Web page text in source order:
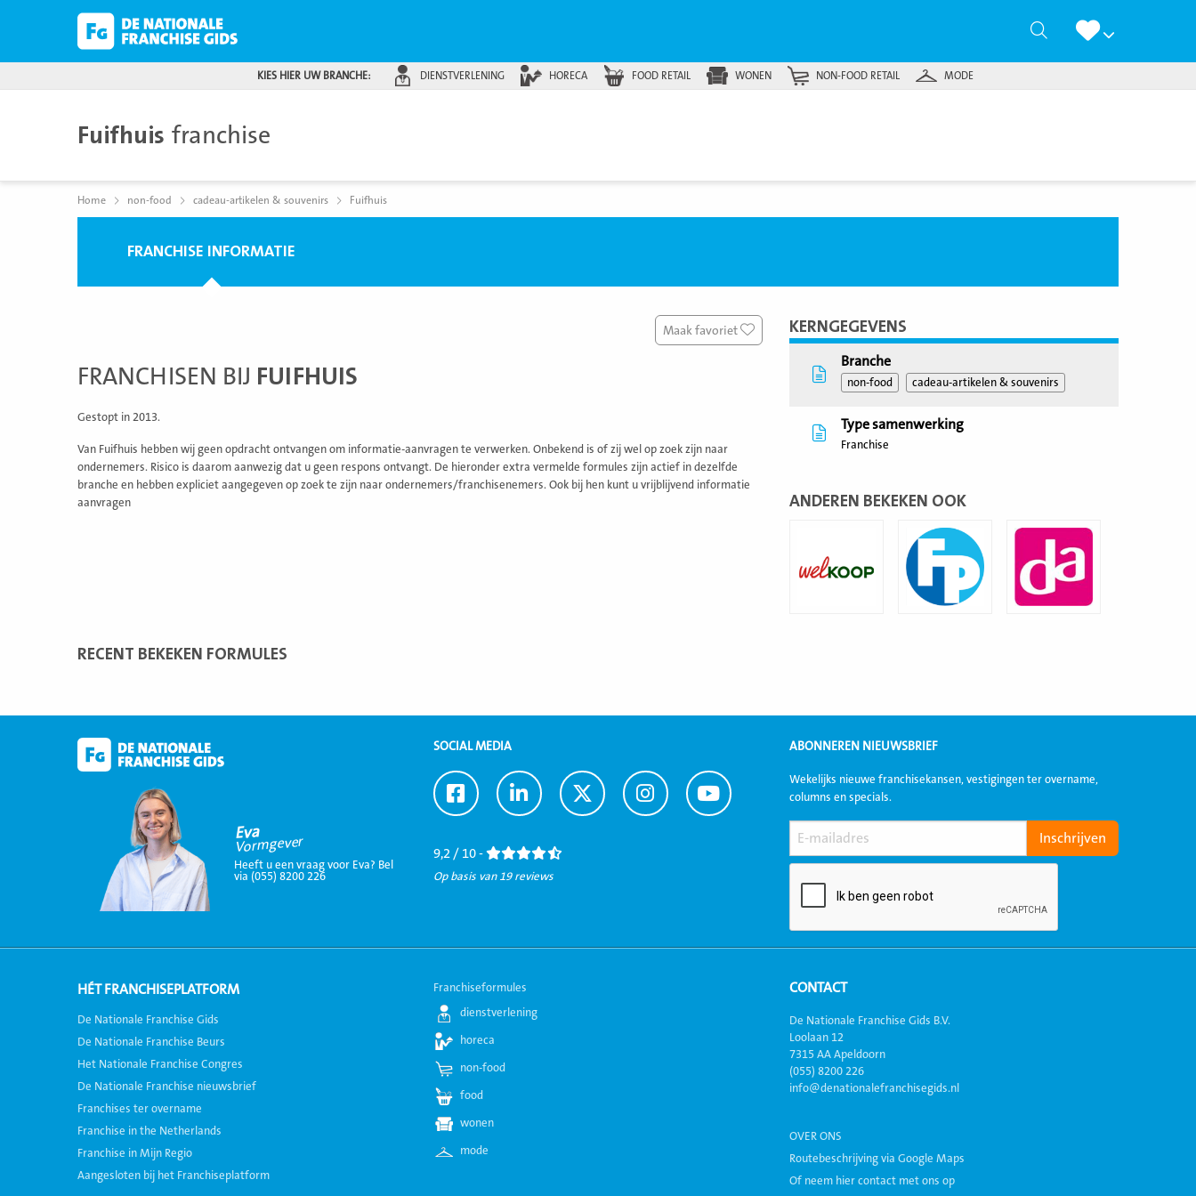
Zoeken
KIES HIER UW BRANCHE: DIENSTVERLENING HORECA FOOD RETAIL WONEN NON-FOOD RETAIL MODE
Fuifhuis franchise
Home non-food cadeau-artikelen & souvenirs Fuifhuis
FRANCHISE INFORMATIE
Maak favoriet
FRANCHISEN BIJ FUIFHUIS
Gestopt in 2013.
Van Fuifhuis hebben wij geen opdracht ontvangen om informatie-aanvragen te verwerken. Onbekend is of zij wel op zoek zijn naar
ondernemers. Risico is daarom aanwezig dat u geen respons ontvangt. De hieronder extra vermelde formules zijn actief in dezelfde
branche en hebben expliciet aangegeven op zoek te zijn naar ondernemers/franchisenemers. Ook bij hen kunt u vrijblijvend informatie
aanvragen
KERNGEGEVENS
Branche
non-food cadeau-artikelen & souvenirs
Type samenwerking
Franchise
ANDEREN BEKEKEN OOK
Lees
meer
Lees
RECENT BEKEKEN FORMULES
Eva
Vormgever
Heeft u een vraag voor Eva? Bel
via (055) 8200 226
SOCIAL MEDIA
Ga
naar
Ga
naar
Ga
naar
Ga
naar
Ga
naar
9,2 / 10 -
Op basis van 19 reviews
ABONNEREN NIEUWSBRIEF
Wekelijks nieuwe franchisekansen, vestigingen ter overname,
columns en specials.
HÉT FRANCHISEPLATFORM
De Nationale Franchise Gids
De Nationale Franchise Beurs
Het Nationale Franchise Congres
De Nationale Franchise nieuwsbrief
Franchises ter overname
Franchise in the Netherlands
Franchise in Mijn Regio
Aangesloten bij het Franchiseplatform
Franchiseformules
dienstverlening
horeca
non-food
food
wonen
mode
CONTACT
De Nationale Franchise Gids B.V.
Loolaan 12
7315 AA Apeldoorn
(055) 8200 226
info@denationalefranchisegids.nl
OVER ONS
Routebeschrijving via Google Maps
Of neem hier contact met ons op